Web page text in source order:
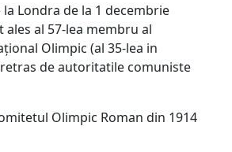
la Londra de la 1 decembrie
ales al 57-lea membru al
Olimpic (al 35-lea in
de autoritatile comuniste
Olimpic Roman din 1914